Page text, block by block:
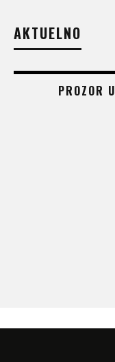
AKTUELNO
PROZOR